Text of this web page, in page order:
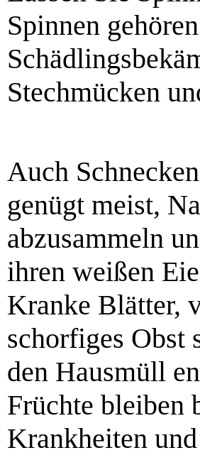
Spinnen
Stechmücken
Auch
genügt meist,
abzusammeln
ihren weißen
Kranke Blätter,
schorfiges Obst
den Hausmüll
Früchte bleiben
Krankheiten